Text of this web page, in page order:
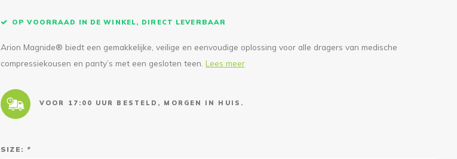
OP VOORRAAD IN DE WINKEL, DIRECT LEVERBAAR
Arion Magnide® biedt een gemakkelijke, veilige en eenvoudige oplossing voor alle dragers van medische
compressiekousen en panty’s met een gesloten teen. Lees meer
VOOR 17:00 UUR BESTELD, MORGEN IN HUIS.
SIZE: *